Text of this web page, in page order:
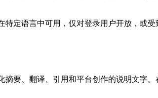
定语言中可用，仅对登录用户开放，或受
要、翻译、引用和平台创作的说明文字